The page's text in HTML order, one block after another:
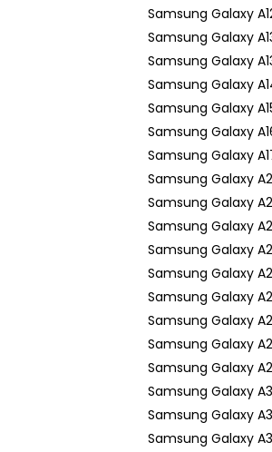
Samsung Galaxy
Samsung Galaxy
Samsung Galaxy
Samsung Galaxy
Samsung Galaxy
Samsung Galaxy
Samsung Galaxy
Samsung Galaxy
Samsung Galaxy
Samsung Galaxy
Samsung Galaxy
Samsung Galaxy
Samsung Galaxy
Samsung Galaxy
Samsung Galaxy
Samsung Galaxy
Samsung Galaxy
Samsung Galaxy
Samsung Galaxy